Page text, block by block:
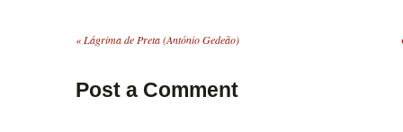
«Lágrima de Preta (António Gedeão)
Post a Comment